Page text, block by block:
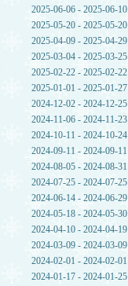
2025-06-06 - 2025-06-10
2025-05-20 - 2025-05-20
2025-04-09 - 2025-04-29
2025-03-04 - 2025-03-25
2025-02-22 - 2025-02-22
2025-01-01 - 2025-01-27
2024-12-02 - 2024-12-25
2024-11-06 - 2024-11-23
2024-10-11 - 2024-10-24
2024-09-11 - 2024-09-11
2024-08-05 - 2024-08-31
2024-07-25 - 2024-07-25
2024-06-14 - 2024-06-29
2024-05-18 - 2024-05-30
2024-04-10 - 2024-04-19
2024-03-09 - 2024-03-09
2024-02-01 - 2024-02-01
2024-01-17 - 2024-01-25